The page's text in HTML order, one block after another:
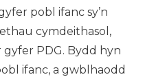
pobl ifanc sy’n
cymdeithasol,
PDG. Bydd hyn
ifanc, a gwblhaodd